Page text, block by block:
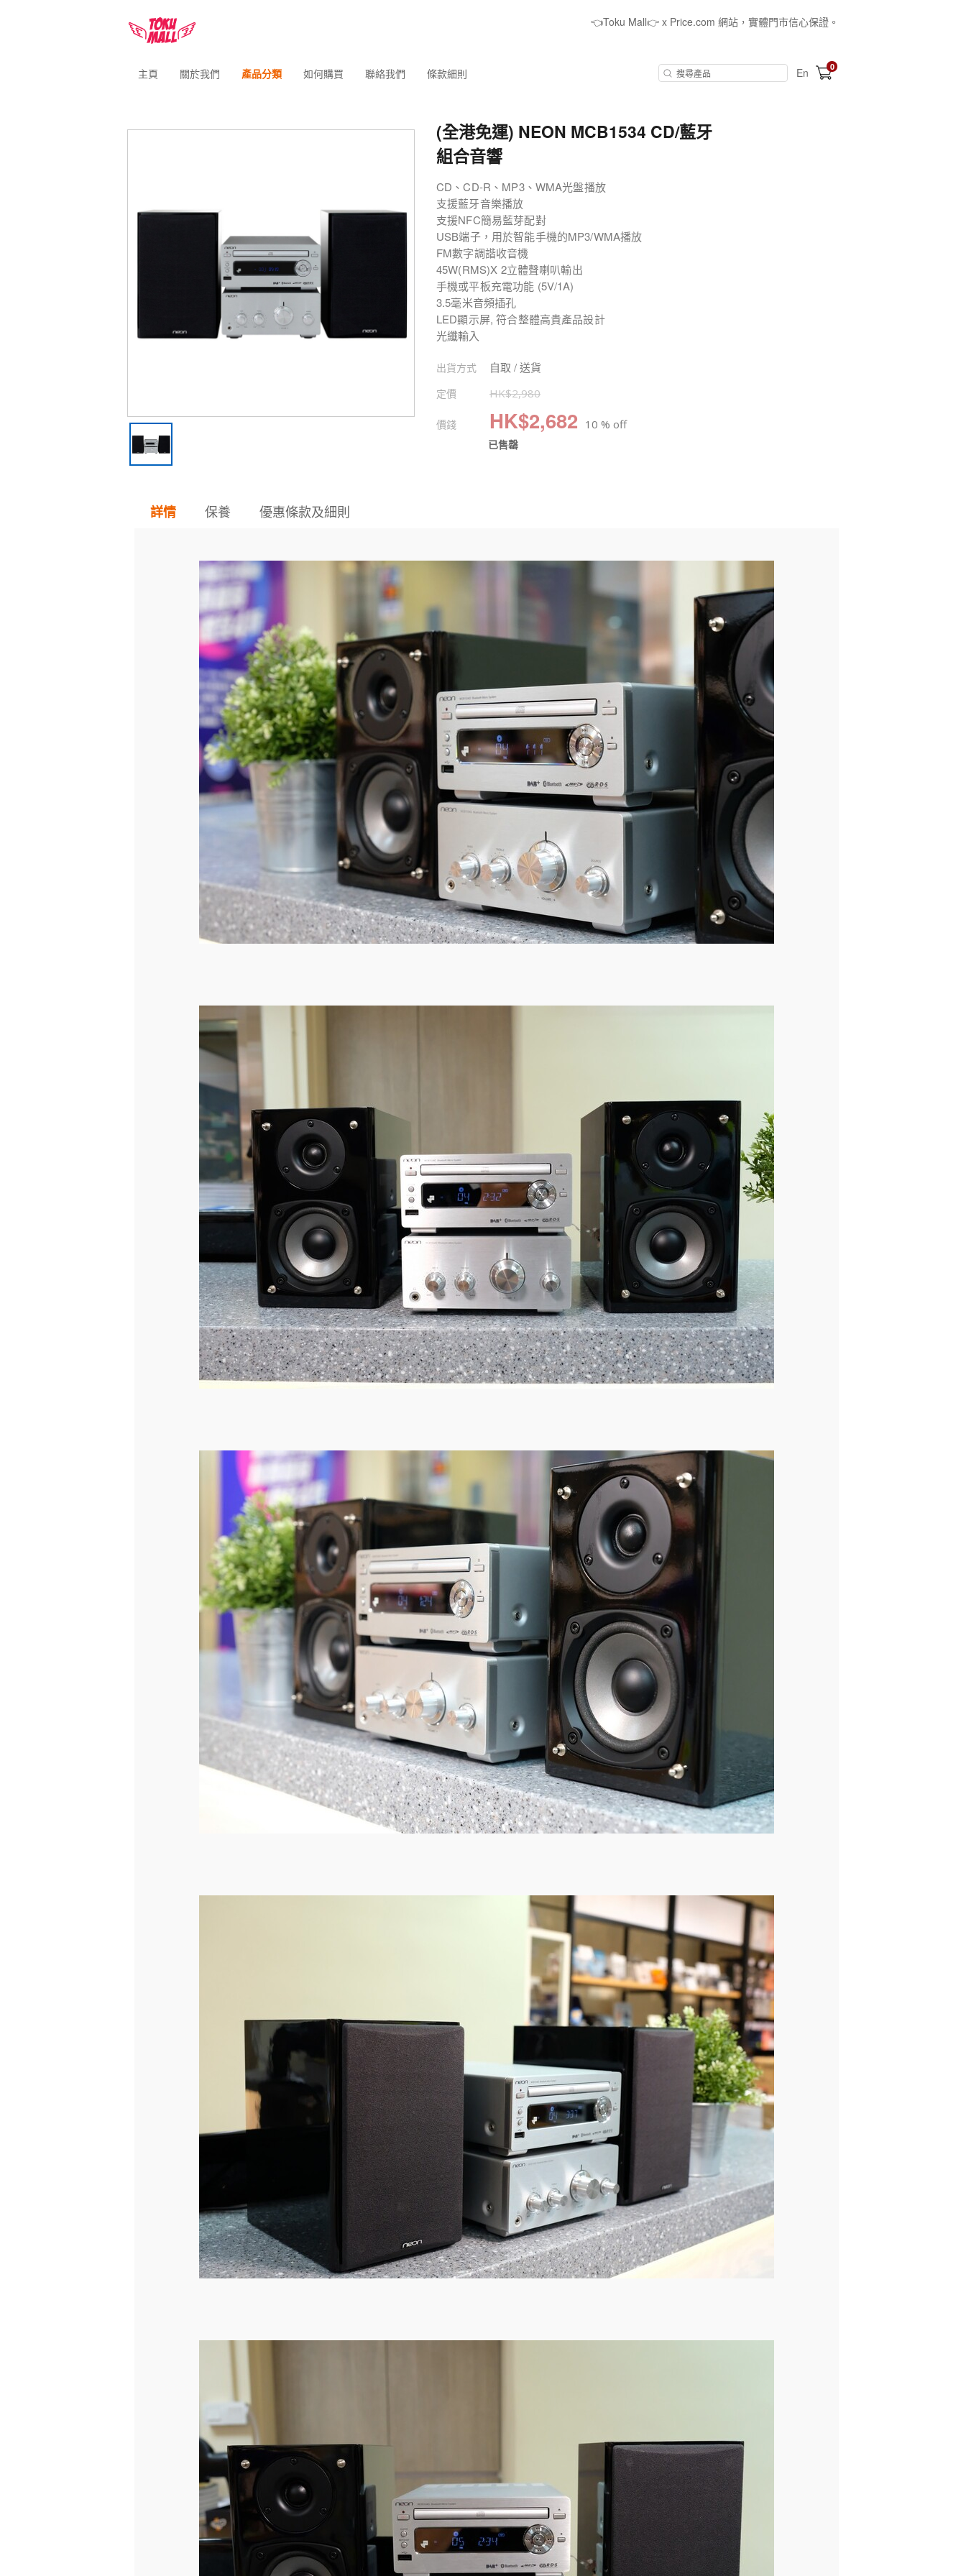
👈Toku Mall👉 x Price.com 網站，實體門市信心保證。
主頁 關於我們 產品分類 如何購買 聯絡我們 條款細則 En 0
(全港免運) NEON MCB1534 CD/藍牙
組合音響
CD、CD-R、MP3、WMA光盤播放
支援藍牙音樂播放
支援NFC簡易藍芽配對
USB端子，用於智能手機的MP3/WMA播放
FM數字調諧收音機
45W(RMS)X 2立體聲喇叭輸出
手機或平板充電功能 (5V/1A)
3.5毫米音頻插孔
LED顯示屏, 符合整體高貴產品設計
光纖輸入
出貨方式 自取 / 送貨
定價 HK$2,980
價錢 HK$2,682 10 % off
已售罄
詳情 保養 優惠條款及細則